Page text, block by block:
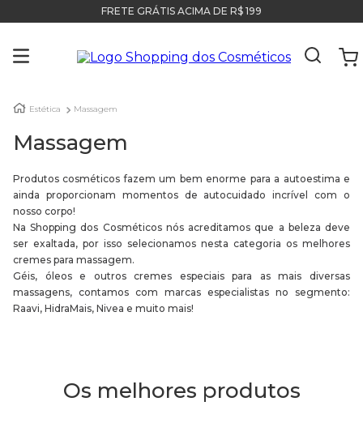
FRETE GRÁTIS ACIMA DE R$ 199
Estética Massagem
Massagem
Produtos cosméticos fazem um bem enorme para a autoestima e
ainda proporcionam momentos de autocuidado incrível com o
nosso corpo!
Na Shopping dos Cosméticos nós acreditamos que a beleza deve
ser exaltada, por isso selecionamos nesta categoria os melhores
cremes para massagem.
Géis, óleos e outros cremes especiais para as mais diversas
massagens, contamos com marcas especialistas no segmento:
Raavi, HidraMais, Nivea e muito mais!
Os melhores produtos